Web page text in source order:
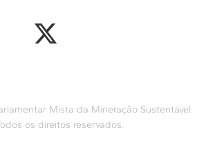
Mista da Mineração Sustentável.
os direitos reservados.